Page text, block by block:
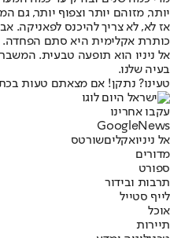
יותר, מזוהם יותר וצפוף יותר, גם
אז לא, לא צריך להיכנס לפאניקה.
כותרת אקלימית היא סתם הפחדה.
אל ניניו הוא תופעה טבעית.
בעיה שלנו.
טעינו? נתקן! אם מצאתם טעות
עקבו אחרינו
Googl eNews
אל ניניואקליםשורטס
מדורים
ספורט
תרבות ובידור
לייף סטייל
אוכל
תיירות